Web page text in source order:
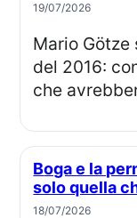
19/07/2026
Mario Götze svela il retroscena Juventus
del 2016:
che
Boga e la permanenza alla Juve: aspettavo
solo quella
18/07/2026